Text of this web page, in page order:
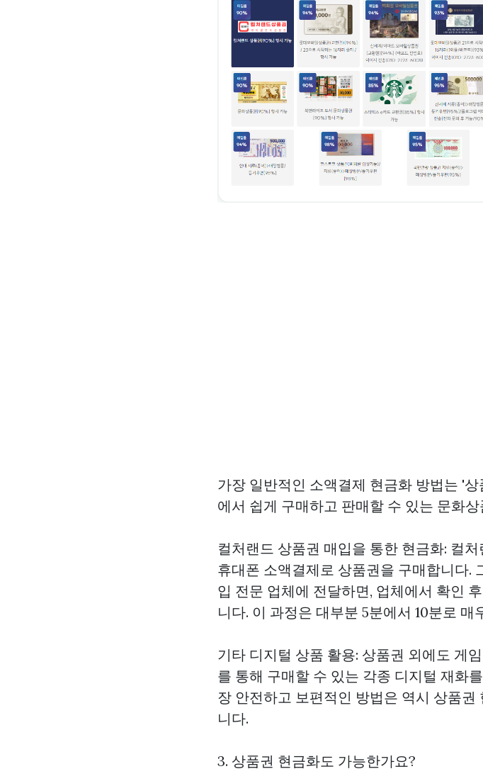
가장 일반적인 소액결제 현금화 방법는 '
에서 쉽게 구매하고 판매할 수 있는 문화
컬처랜드 상품권 매입을 통한 현금화: 컬
휴대폰 소액결제로 상품권을 구매합니다.
입 전문 업체에 전달하면, 업체에서 확인
니다. 이 과정은 대부분 5분에서 10분로
기타 디지털 상품 활용: 상품권 외에도 게
를 통해 구매할 수 있는 각종 디지털 재화
장 안전하고 보편적인 방법은 역시 상품권
니다.
3. 상품권 현금화도 가능한가요?